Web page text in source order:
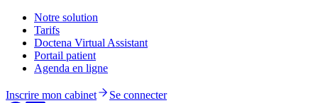
Notre solution
Tarifs
Doctena Virtual Assistant
Portail patient
Agenda en ligne
Inscrire mon cabinet Se connecter